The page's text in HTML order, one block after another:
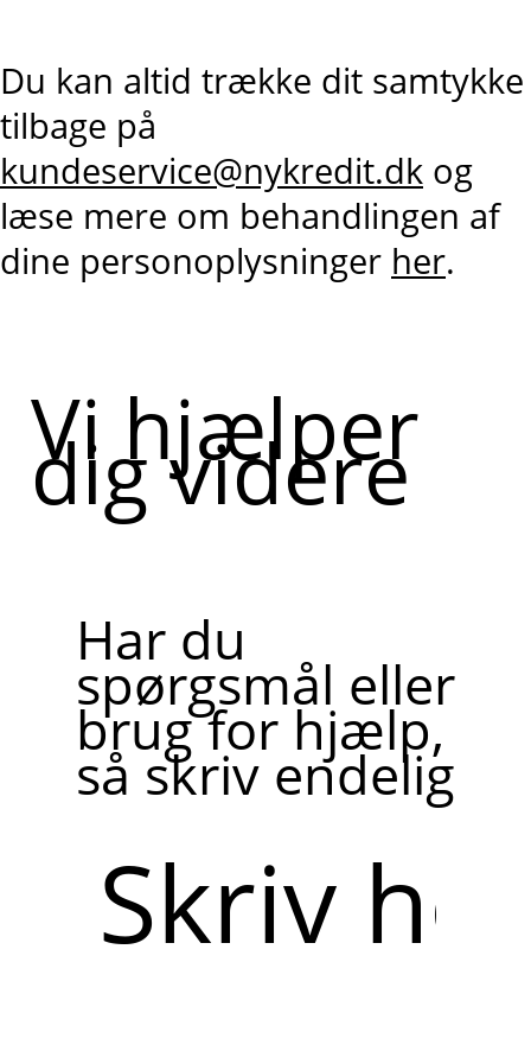
Du kan altid trække dit samtykke
tilbage på
kundeservice@nykredit.dk og
læse mere om behandlingen af
dine personoplysninger her.
Vi hjælper
dig videre
Har du
spørgsmål eller
brug for hjælp,
så skriv endelig
her